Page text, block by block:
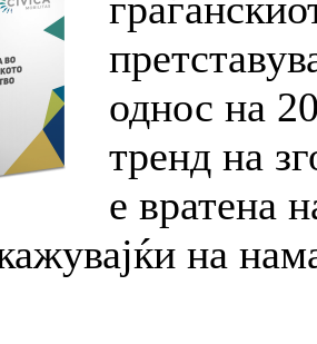
однос на
тренд на
е вратена
на